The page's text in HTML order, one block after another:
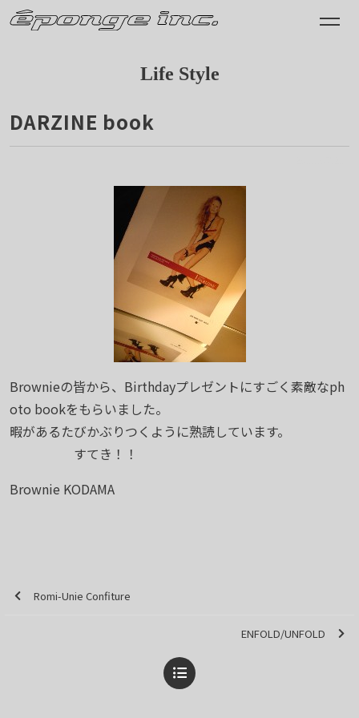
Life Style
DARZINE book
Brownieの皆から、Birthdayプレゼントにすごく素敵なph
oto bookをもらいました。
暇があるたびかぶりつくように熟読しています。
すてき！！
Brownie KODAMA
Romi-Unie Confiture
ENFOLD/UNFOLD